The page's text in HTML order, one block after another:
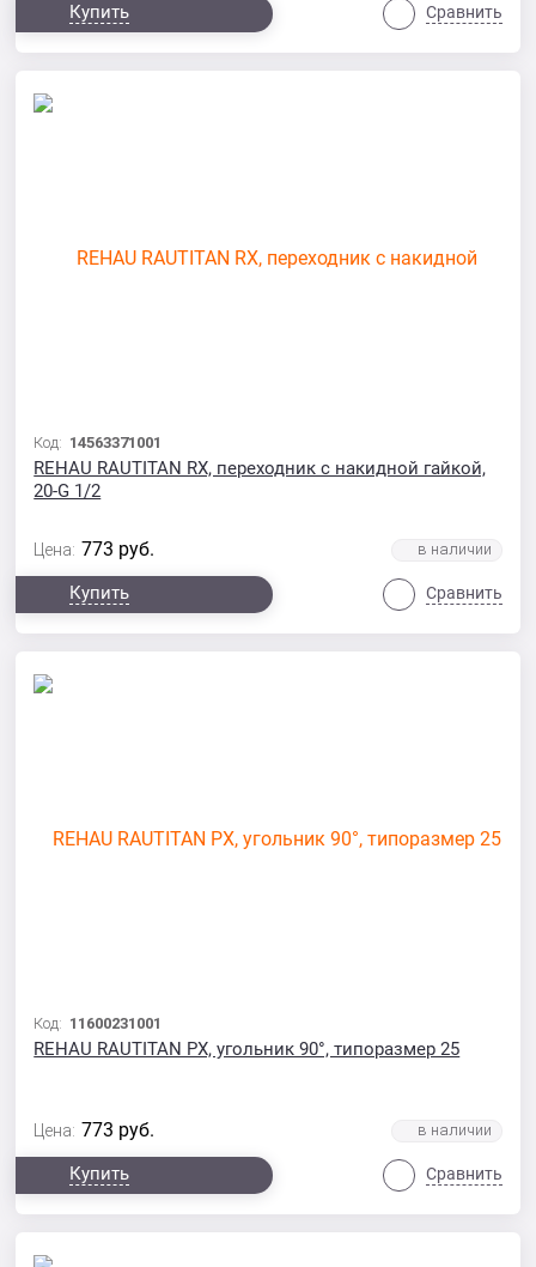
Купить Сравнить
Код: 14563371001
REHAU RAUTITAN RX, переходник с накидной гайкой,
20-G 1/2
Цена: 773 руб.
Купить Сравнить
Код: 11600231001
REHAU RAUTITAN PX, угольник 90°, типоразмер 25
Цена: 773 руб.
Купить Сравнить